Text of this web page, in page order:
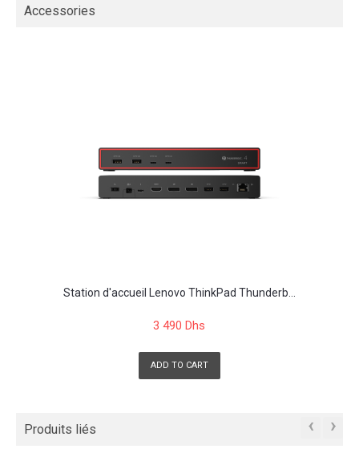
Accessories
Station d'accueil Lenovo ThinkPad Thunderb...
3 490 Dhs
ADD TO CART
Produits liés ‹ ›